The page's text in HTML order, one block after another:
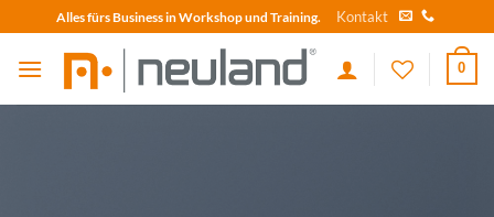
to
content
Alles fürs Business in Workshop und Training. Kontakt
0